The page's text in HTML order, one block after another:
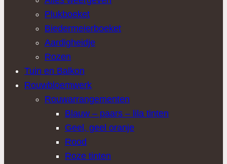
Plukboeket
Biedermeierboeket
Aardigheidje
Rozen
Tuin en Balkon
Rouwbloemwerk
Rouwarrangementen
Blauw – paars – lila tinten
Geel, geel oranje
Rood
Roze tinten